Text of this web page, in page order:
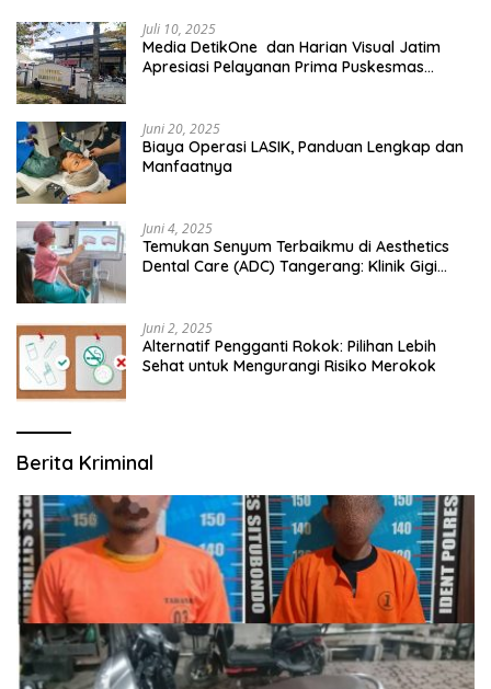
Juli 10, 2025
Media DetikOne dan Harian Visual Jatim
Apresiasi Pelayanan Prima Puskesmas
Juni 20, 2025
Biaya Operasi LASIK, Panduan Lengkap dan
Manfaatnya
Juni 4, 2025
Temukan Senyum Terbaikmu di Aesthetics
Dental Care (ADC) Tangerang: Klinik Gigi
Juni 2, 2025
Alternatif Pengganti Rokok: Pilihan Lebih
Sehat untuk Mengurangi Risiko Merokok
Berita Kriminal